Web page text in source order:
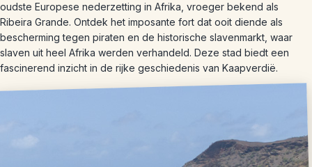
oudste Europese nederzetting in Afrika, vroeger bekend als
Ribeira Grande. Ontdek het imposante fort dat ooit diende als
bescherming tegen piraten en de historische slavenmarkt, waar
slaven uit heel Afrika werden verhandeld. Deze stad biedt een
fascinerend inzicht in de rijke geschiedenis van Kaapverdië.